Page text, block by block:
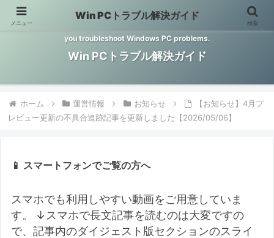
Windows PCのトラブル解決をお手伝いするサイトです。 This site helps
you troubleshoot Windows PC problems.
Win PCトラブル解決ガイド
ホーム 運営情報 お知らせ
【お知らせ】4月プ
レビュー更新の不具合追跡記事を更新しました【2026/05/06】
📱 スマートフォンでご覧の方へ
スマホでも利用しやすい動画をご用意していま
す。
↓スマホで長文記事を読むのは大変ですの
で、記事内のダイジェスト版セクションのスライ
メニュー
Win PCトラブル解決ガイド
検索